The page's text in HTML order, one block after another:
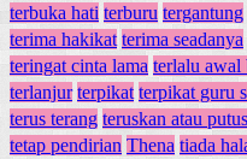
terbuka hati terburu tergantung
terima hakikat terima seadanya
teringat cinta lama terlalu awal
terlanjur terpikat terpikat guru
terus terang teruskan atau
tetap pendirian Thena tiada